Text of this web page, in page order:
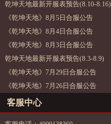
乾坤天地最新开服表预告(8.10-8.16)
《乾坤天地》8月5日合服公告
《乾坤天地》8月4日合服公告
《乾坤天地》8月3日合服公告
乾坤天地最新开服表预告(8.3-8.9)
《乾坤天地》7月29日合服公告
《乾坤天地》7月26日合服公告
客服中心